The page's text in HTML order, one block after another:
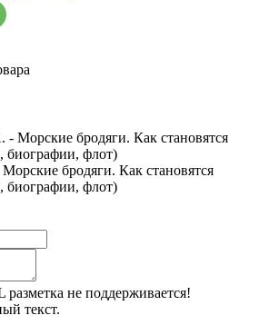
бродяги. Как становятся
биографии, флот)
разметка не поддерживается!
текст.